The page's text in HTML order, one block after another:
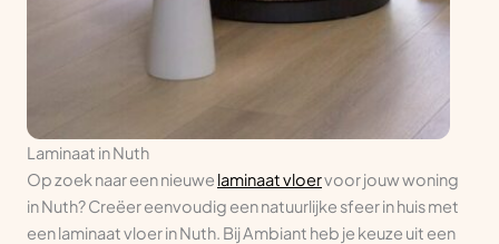
Laminaat in Nuth
Op zoek naar een nieuwe laminaat vloervoor jouw woning
in Nuth? Creëer eenvoudig een natuurlijke sfeer in huis met
een laminaat vloer in Nuth. Bij Ambiant heb je keuze uit een